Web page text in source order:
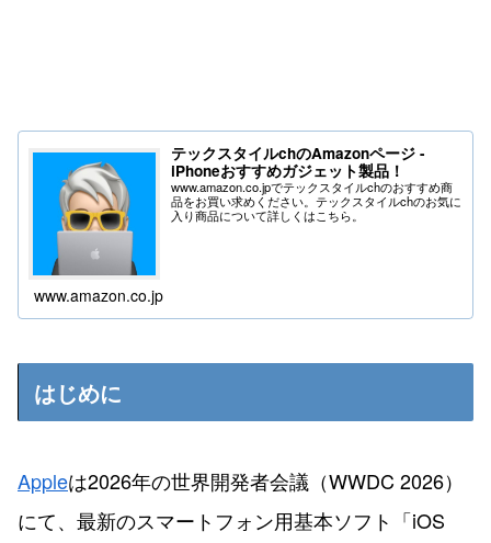
テックスタイルchのAmazonページ -
iPhoneおすすめガジェット製品！
www.amazon.co.jpでテックスタイルchのおすすめ商
品をお買い求めください。テックスタイルchのお気に
入り商品について詳しくはこちら。
www.amazon.co.jp
はじめに
Appleは2026年の世界開発者会議（WWDC 2026）
にて、最新のスマートフォン用基本ソフト「iOS